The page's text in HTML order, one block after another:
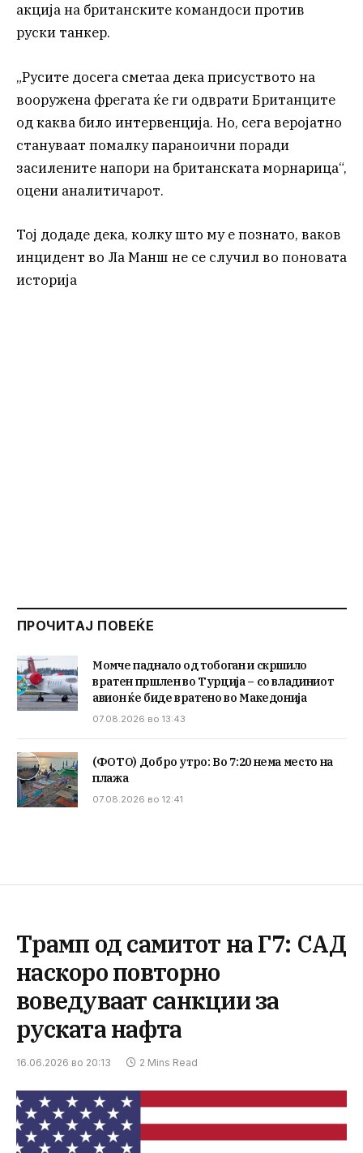
акција на британските командоси против
руски танкер.
„Русите досега сметаа дека присуството на
вооружена фрегата ќе ги одврати Британците
од каква било интервенција. Но, сега веројатно
стануваат помалку параноични поради
засилените напори на британската морнарица“,
оцени аналитичарот.
Тој додаде дека, колку што му е познато, ваков
инцидент во Ла Манш не се случил во поновата
историја
ПРОЧИТАЈ ПОВЕЌЕ
Момче паднало од тобоган и скршило
вратен пршлен во Турција – со владиниот
авион ќе биде вратено во Македонија
07.08.2026 во 13:43
(ФОТО) Добро утро: Во 7:20 нема место на
плажа
07.08.2026 во 12:41
Трамп од самитот на Г7: САД
наскоро повторно
воведуваат санкции за
руската нафта
16.06.2026 во 20:13 2 Mins Read